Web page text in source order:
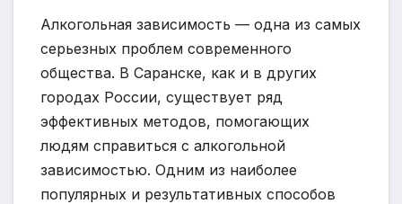
Алкогольная зависимость — одна из самых
серьезных проблем современного
общества. В Саранске, как и в других
городах России, существует ряд
эффективных методов, помогающих
людям справиться с алкогольной
зависимостью. Одним из наиболее
популярных и результативных способов